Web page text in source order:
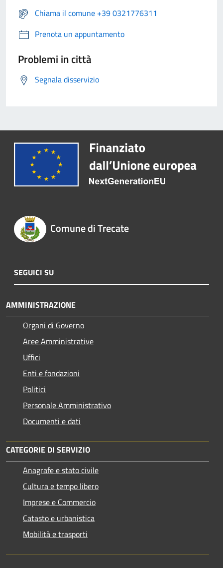
Chiama il comune +39 0321776311
Prenota un appuntamento
Problemi in città
Segnala disservizio
Comune di Trecate
SEGUICI SU
AMMINISTRAZIONE
Organi di Governo
Aree Amministrative
Uffici
Enti e fondazioni
Politici
Personale Amministrativo
Documenti e dati
CATEGORIE DI SERVIZIO
Anagrafe e stato civile
Cultura e tempo libero
Imprese e Commercio
Catasto e urbanistica
Mobilità e trasporti